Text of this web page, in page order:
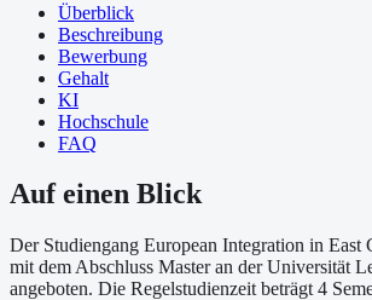
Überblick
Beschreibung
Bewerbung
Gehalt
KI
Hochschule
FAQ
Auf einen Blick
Der Studiengang European Integration in East
mit dem Abschluss Master an der Universität
angeboten. Die Regelstudienzeit beträgt 4